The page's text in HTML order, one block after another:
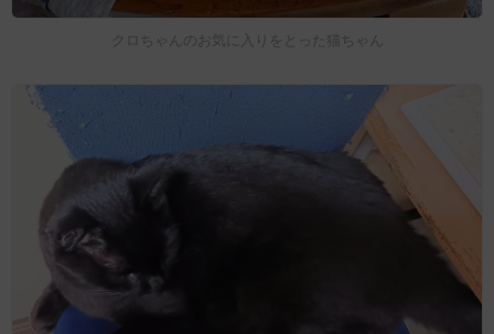
クロちゃんのお気に入りをとった猫ちゃん